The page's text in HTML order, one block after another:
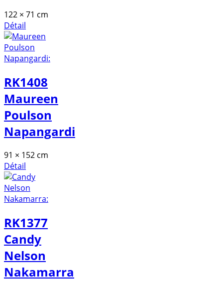
122 × 71 cm
Détail
RK1408
Maureen
Poulson
Napangardi
91 × 152 cm
Détail
RK1377
Candy
Nelson
Nakamarra